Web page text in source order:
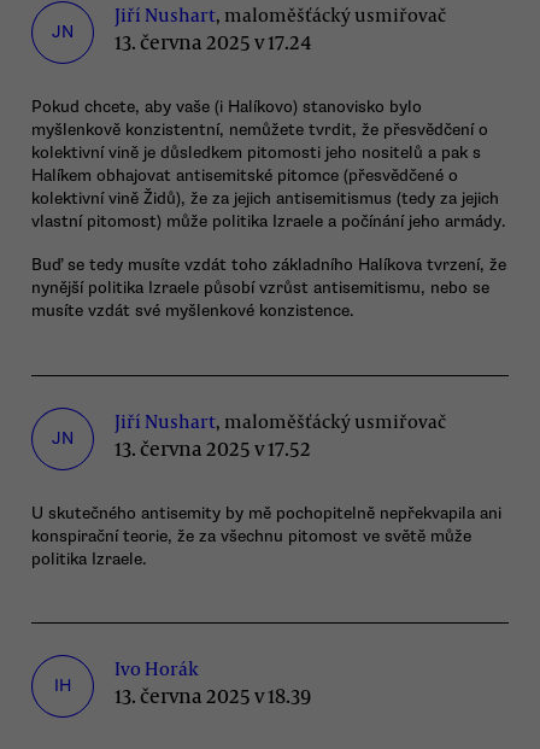
JN
Jiří Nushart, maloměšťácký usmiřovač
13. června 2025 v 17.24
Pokud chcete, aby vaše (i Halíkovo) stanovisko bylo
myšlenkově konzistentní, nemůžete tvrdit, že přesvědčení o
kolektivní vině je důsledkem pitomosti jeho nositelů a pak s
Halíkem obhajovat antisemitské pitomce (přesvědčené o
kolektivní vině Židů), že za jejich antisemitismus (tedy za jejich
vlastní pitomost) může politika Izraele a počínání jeho armády.
Buď se tedy musíte vzdát toho základního Halíkova tvrzení, že
nynější politika Izraele působí vzrůst antisemitismu, nebo se
musíte vzdát své myšlenkové konzistence.
JN
Jiří Nushart, maloměšťácký usmiřovač
13. června 2025 v 17.52
U skutečného antisemity by mě pochopitelně nepřekvapila ani
konspirační teorie, že za všechnu pitomost ve světě může
politika Izraele.
IH
Ivo Horák
13. června 2025 v 18.39